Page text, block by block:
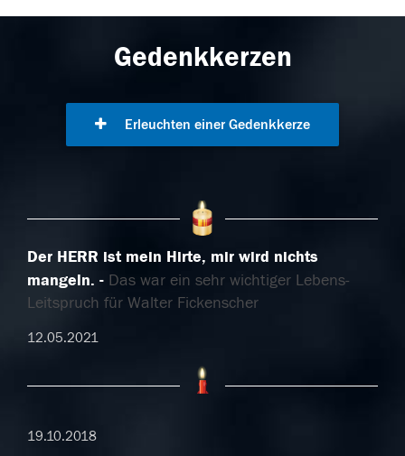
Gedenkkerzen
Erleuchten einer Gedenkkerze
Der HERR ist mein Hirte, mir wird nichts
mangeln.
Das war ein sehr wichtiger Lebens-
Leitspruch für Walter Fickenscher
12.05.2021
19.10.2018